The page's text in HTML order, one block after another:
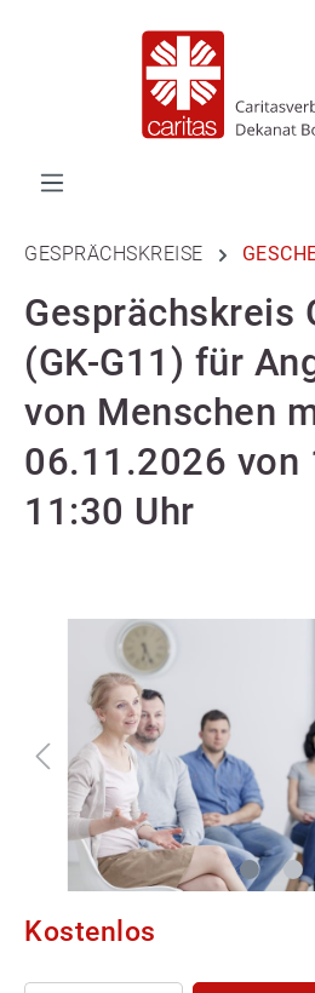
GESPRÄCHSKREISE
Gesprächskreis
(GK-G11) für
von Menschen
06.11.2026 von
11:30 Uhr
Kostenlos